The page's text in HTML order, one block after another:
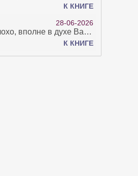
К КНИГЕ
28-06-2026
Очень неплохо, вполне в духе Варго!)
К КНИГЕ